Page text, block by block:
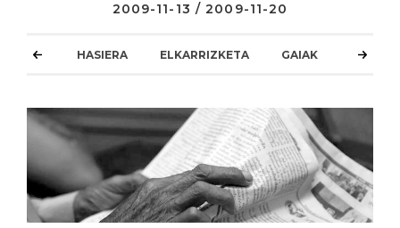
2009-11-13 / 2009-11-20
HASIERA ELKARRIZKETA GAIAK